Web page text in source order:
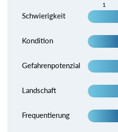
1
Schwierigkeit
Kondition
Gefahrenpotenzial
Landschaft
Frequentierung